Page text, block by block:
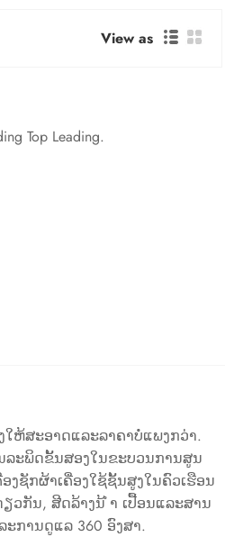
View as
Top Leading.
ໃຫ້ສະອາດແລະລາຄາບໍ່ແພງກວ່າ.
ລະພິດຂັ້ນສອງໃນຂະບວນການສູນ
ຊັກຜ້າເຄື່ອງໃຊ້ຊັ້ນສູງໃນຄົວເຮືອນ
ວກັນ, ສີດລ້າງນ້ ຳ ເປື້ອນແລະສານ
ການດູແລ 360 ອົງສາ.